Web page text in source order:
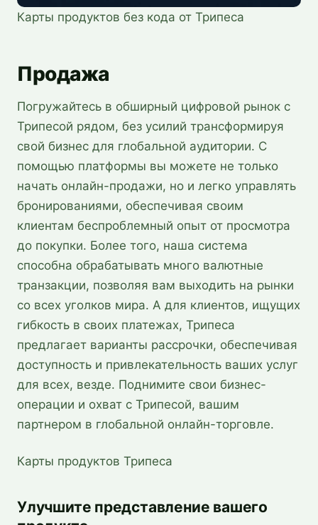
Карты продуктов без кода от Трипеса
Продажа
Погружайтесь в обширный цифровой рынок с
Трипесой рядом, без усилий трансформируя
свой бизнес для глобальной аудитории. С
помощью платформы вы можете не только
начать онлайн-продажи, но и легко управлять
бронированиями, обеспечивая своим
клиентам беспроблемный опыт от просмотра
до покупки. Более того, наша система
способна обрабатывать много валютные
транзакции, позволяя вам выходить на рынки
со всех уголков мира. А для клиентов, ищущих
гибкость в своих платежах, Трипеса
предлагает варианты рассрочки, обеспечивая
доступность и привлекательность ваших услуг
для всех, везде. Поднимите свои бизнес-
операции и охват с Трипесой, вашим
партнером в глобальной онлайн-торговле.
Карты продуктов Трипеса
Улучшите представление вашего